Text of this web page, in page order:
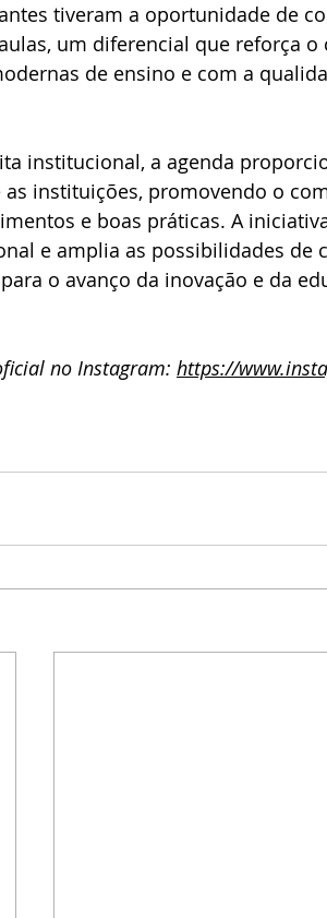
tiveram a oportunidade de
um diferencial que reforça
de ensino e com a
institucional, a agenda
instituições, promovendo o
e boas práticas. A
e amplia as possibilidades de
o avanço da inovação e da
no Instagram: https://